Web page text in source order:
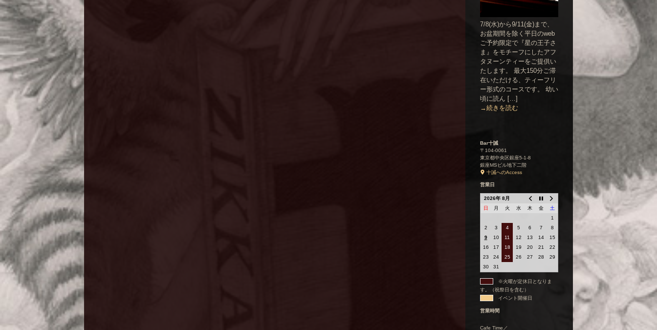
7/8(水)から9/11(金)まで、
お盆期間を除く平日のweb
ご予約限定で『星の王子さ
ま』をモチーフにしたアフ
タヌーンティーをご提供い
たします。 最大150分ご滞
在いただける、ティーフリ
ー形式のコースです。 幼い
頃に読ん […]
→続きを読む
Bar十誡
〒104-0061
東京都中央区銀座5-1-8
銀座MSビル地下二階
十誡へのAccess
営業日
2026年 8月
日
月 火 水 木 金
土
1
2
3 4 5 6 7
8
9
10 11 12 13 14
15
16
17 18 19 20 21
22
23
24 25 26 27 28
29
30
31
※火曜が定休日となりま
す。（祝祭日を含む）
イベント開催日
営業時間
Cafe Time／